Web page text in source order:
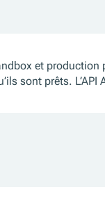
et
sont prêts.